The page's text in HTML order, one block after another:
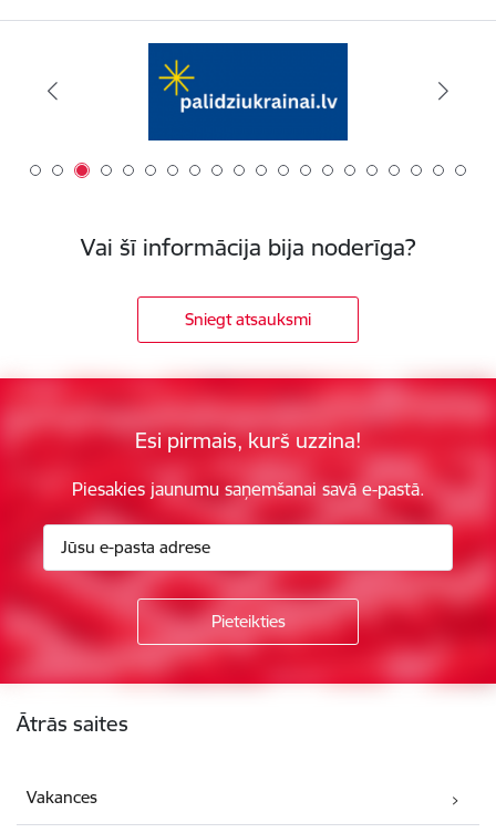
Vai šī informācija bija noderīga?
Sniegt atsauksmi
Esi pirmais, kurš uzzina!
Piesakies jaunumu saņemšanai savā e-pastā.
Ātrās saites
Vakances